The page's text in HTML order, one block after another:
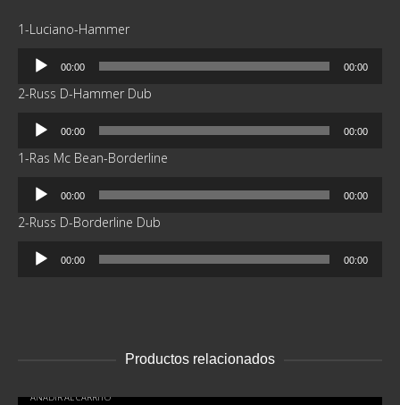
1-Luciano-Hammer
Reproductor
audio
00:00 00:00
2-Russ D-Hammer Dub
Reproductor
audio
00:00 00:00
1-Ras Mc Bean-Borderline
Reproductor
audio
00:00 00:00
2-Russ D-Borderline Dub
Reproductor
00:00 00:00
Productos relacionados
AÑADIR AL CARRITO